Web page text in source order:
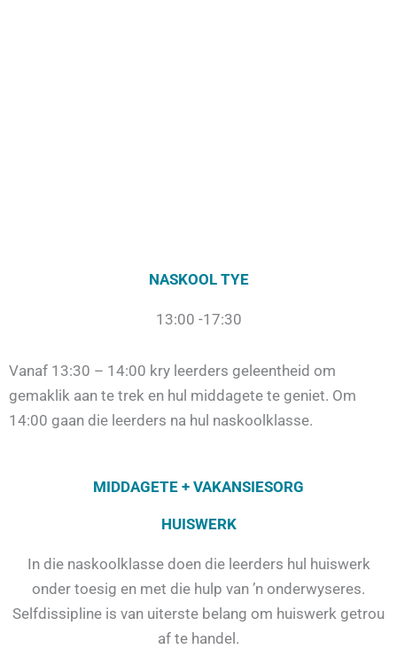
NASKOOL TYE
13:00 -17:30
Vanaf 13:30 – 14:00 kry leerders geleentheid om
gemaklik aan te trek en hul middagete te geniet. Om
14:00 gaan die leerders na hul naskoolklasse.
MIDDAGETE + VAKANSIESORG
HUISWERK
In die naskoolklasse doen die leerders hul huiswerk
onder toesig en met die hulp van ’n onderwyseres.
Selfdissipline is van uiterste belang om huiswerk getrou
af te handel.